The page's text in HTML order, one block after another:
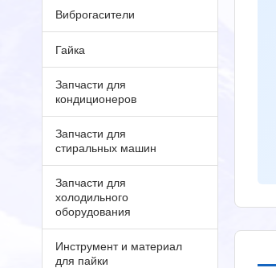
Виброгасители
Гайка
Запчасти для
кондиционеров
Запчасти для
стиральных машин
Запчасти для
холодильного
оборудования
Инструмент и материал
для пайки